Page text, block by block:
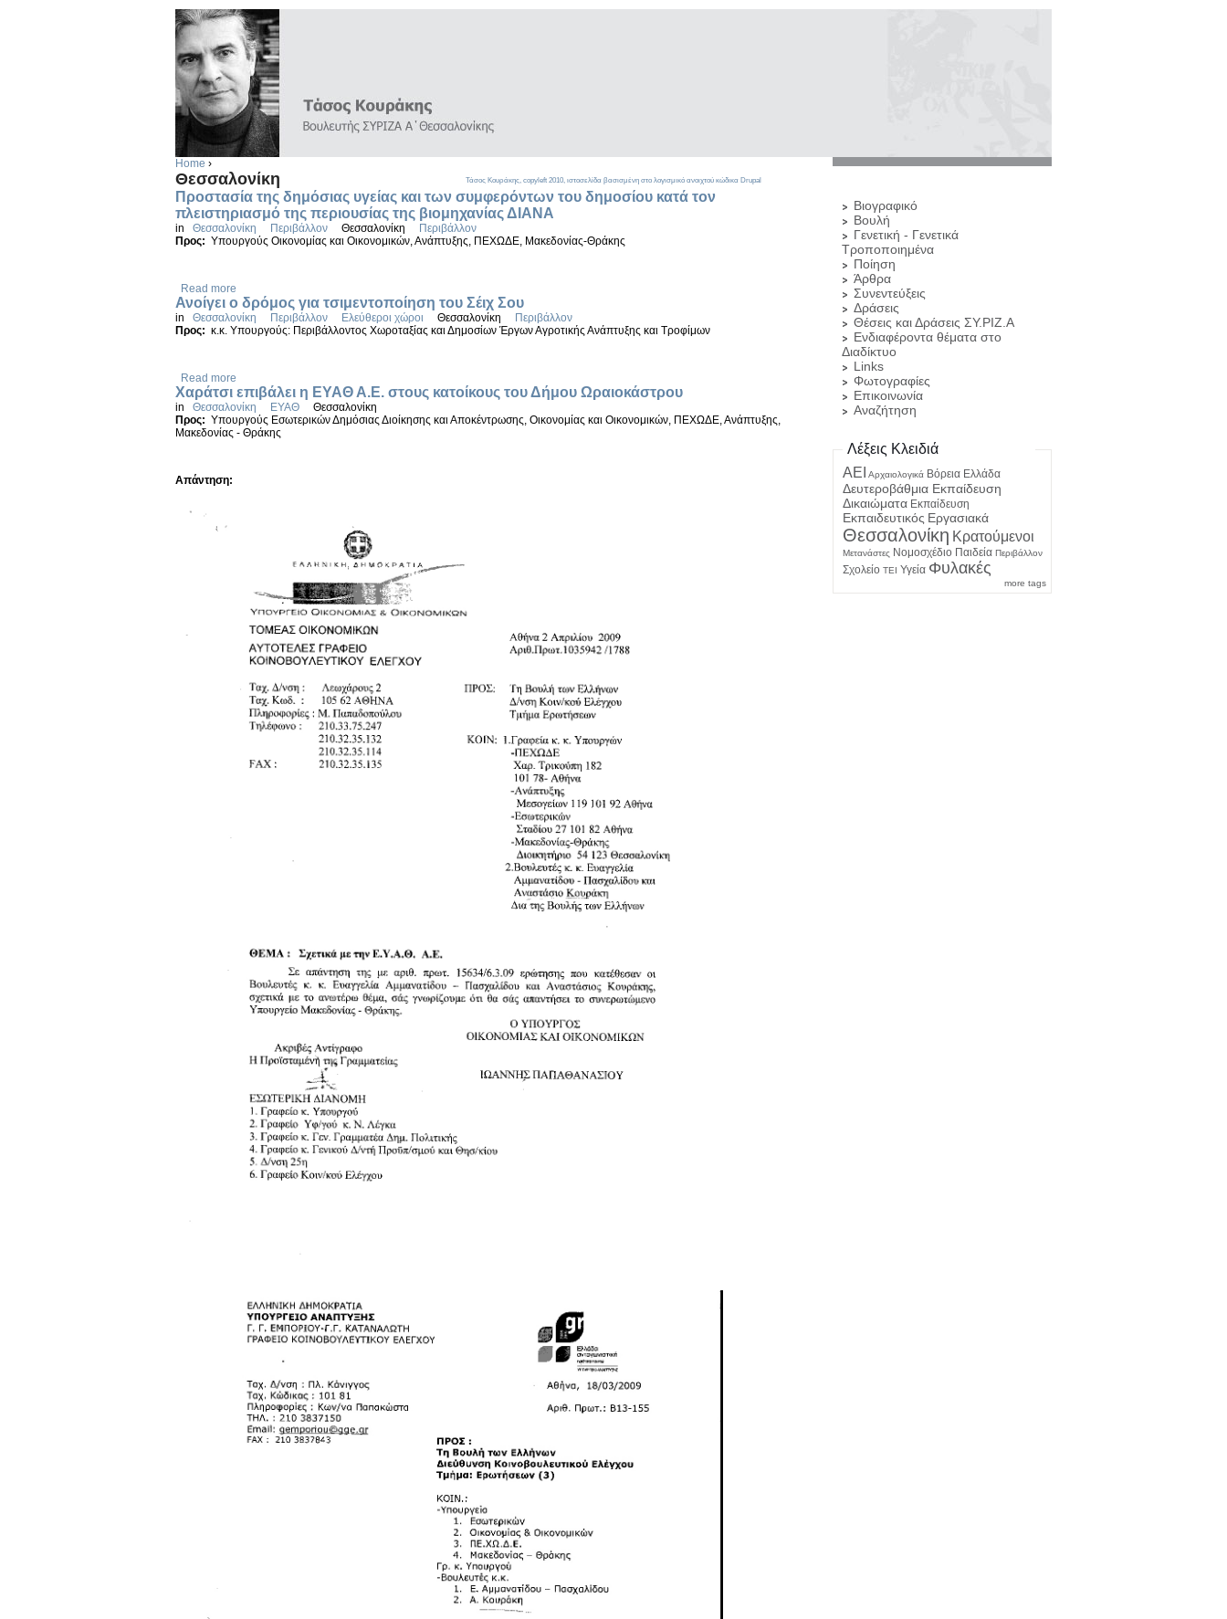
Home ›
Θεσσαλονίκη
Προστασία της δημόσιας υγείας και των συμφερόντων του δημοσίου κατά τον
πλειστηριασμό της περιουσίας της βιομηχανίας ΔΙΑΝΑ
in Θεσσαλονίκη Περιβάλλον Θεσσαλονίκη
Περιβάλλον
Προς: Υπουργούς Οικονομίας και Οικονομικών, Ανάπτυξης, ΠΕΧΩΔΕ, Μακεδονίας-Θράκης
Read more
Ανοίγει ο δρόμος για τσιμεντοποίηση του Σέιχ Σου
in Θεσσαλονίκη Περιβάλλον Ελεύθεροι χώροι Θεσσαλονίκη
Περιβάλλον
Προς: κ.κ. Υπουργούς: Περιβάλλοντος Χωροταξίας και Δημοσίων Έργων Αγροτικής Ανάπτυξης και Τροφίμων
Read more
Χαράτσι επιβάλει η ΕΥΑΘ Α.Ε. στους κατοίκους του Δήμου Ωραιοκάστρου
in Θεσσαλονίκη ΕΥΑΘ
Θεσσαλονίκη
Προς: Υπουργούς Εσωτερικών Δημόσιας Διοίκησης και Αποκέντρωσης, Οικονομίας και Οικονομικών, ΠΕΧΩΔΕ, Ανάπτυξης,
Μακεδονίας - Θράκης
Απάντηση:
Βιογραφικό
Βουλή
Γενετική - Γενετικά
Τροποποιημένα
Ποίηση
Άρθρα
Συνεντεύξεις
Δράσεις
Θέσεις και Δράσεις ΣΥ.ΡΙΖ.Α
Ενδιαφέροντα θέματα στο
Διαδίκτυο
Links
Φωτογραφίες
Επικοινωνία
Αναζήτηση
Λέξεις Κλειδιά
ΑΕΙ
Αρχαιολογικά Βόρεια Ελλάδα
Δευτεροβάθμια Εκπαίδευση
Δικαιώματα Εκπαίδευση
Εκπαιδευτικός Εργασιακά
Θεσσαλονίκη Κρατούμενοι
Μετανάστες Νομοσχέδιο Παιδεία Περιβάλλον
Σχολείο ΤΕΙ Υγεία Φυλακές
more tags
Τάσος Κουράκης, copyleft 2010, ιστοσελίδα βασισμένη στο λογισμικό ανοιχτού κώδικα Drupal